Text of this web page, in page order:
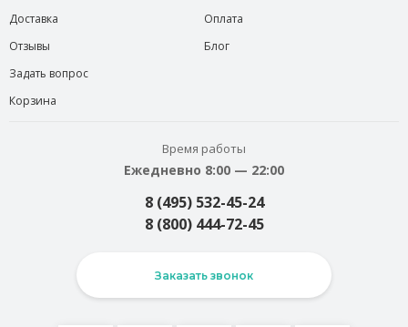
Доставка
Отзывы
Задать вопрос
Корзина
Оплата
Блог
Время работы
Ежедневно 8:00 — 22:00
8 (495) 532-45-24
8 (800) 444-72-45
Заказать звонок